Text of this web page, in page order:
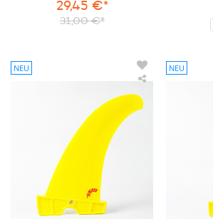
29,45 €*
31,00 €*
NEU NEU